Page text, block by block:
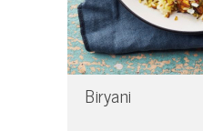
Biryani